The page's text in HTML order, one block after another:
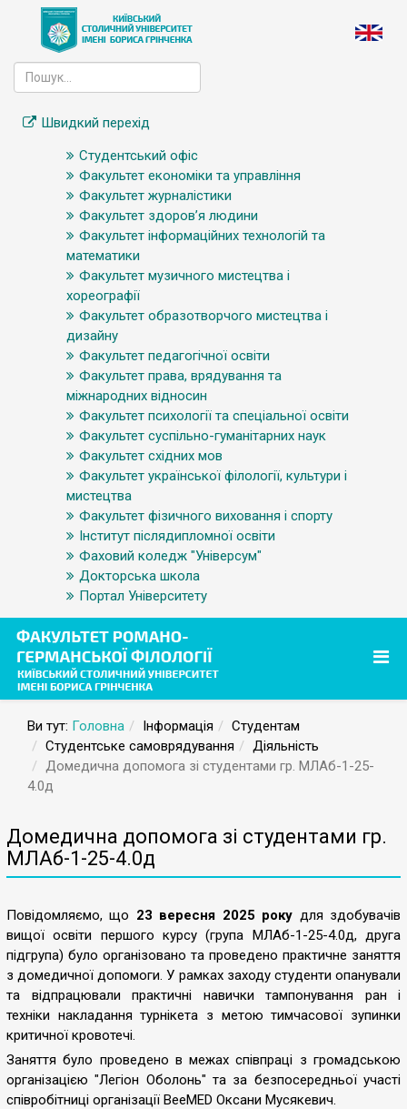
Швидкий перехід
Студентський офіс
Факультет економіки та управління
Факультет журналістики
Факультет здоров’я людини
Факультет інформаційних технологій та
математики
Факультет музичного мистецтва і
хореографії
Факультет образотворчого мистецтва і
дизайну
Факультет педагогічної освіти
Факультет права, врядування та
міжнародних відносин
Факультет психології та спеціальної освіти
Факультет суспільно-гуманітарних наук
Факультет східних мов
Факультет української філології, культури і
мистецтва
Факультет фізичного виховання і спорту
Інститут післядипломної освіти
Фаховий коледж "Універсум"
Докторська школа
Портал Університету
Ви тут: Головна Інформація
Студентам
Студентське самоврядування
Діяльність
Домедична допомога зі студентами гр. МЛАб-1-25-
4.0д
Домедична допомога зі студентами гр.
МЛАб-1-25-4.0д
Повідомляємо, що 23 вересня 2025 року для здобувачів
вищої освіти першого курсу (група МЛАб-1-25-4.0д, друга
підгрупа) було організовано та проведено практичне заняття
з домедичної допомоги. У рамках заходу студенти опанували
та відпрацювали практичні навички тампонування ран і
техніки накладання турнікета з метою тимчасової зупинки
критичної кровотечі.
Заняття було проведено в межах співпраці з громадською
організацією "Легіон Оболонь" та за безпосередньої участі
співробітниці організації BeeMED Оксани Мусякевич.